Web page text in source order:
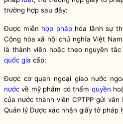
trường hợp sau đây:
Được miễn hợp pháphóa lãnh sự
Cộng hòa xã hội chủ nghĩa Việt
là thành viên hoặc theo nguyên
quốc gia cấp;
Được cơ quan ngoại giao nước
nước về mỹ phẩm có thẩm quyền
của nước thành viên CPTPP gửi
Quản lý Dược xác nhận giấy tờ pháp